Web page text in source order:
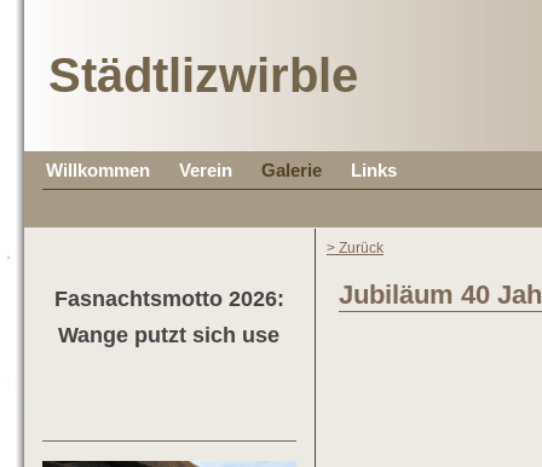
Städtlizwirble
Willkommen Verein Galerie Links
Fasnachtsmotto 2026:
Wange putzt sich use
> Zurück
Jubiläum 40